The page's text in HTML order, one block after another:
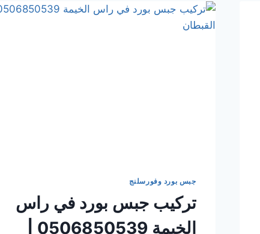
|
جبس بورد وفورسلنج
تركيب جبس بورد في راس